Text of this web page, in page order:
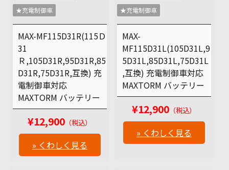
★充電制御車
MAX-MF115D31R(115Ｄ
31
Ｒ,105D31R,95D31R,85
D31R,75D31R,互換) 充
電制御車対応
MAXTORM バッテリー
¥12,900 （税込）
» くわしく見る
★充電制御車
MAX-
MF115D31L(105D31L,9
5D31L,85D31L,75D31L
,互換) 充電制御車対応
MAXTORM バッテリー
¥12,900 （税込）
» くわしく見る